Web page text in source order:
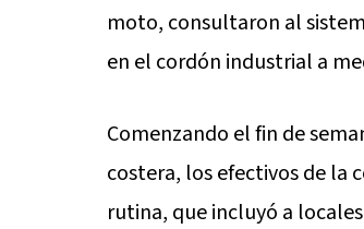
moto, consultaron al
en el cordón industrial a
Comenzando el fin de
costera, los efectivos de la
rutina, que incluyó a